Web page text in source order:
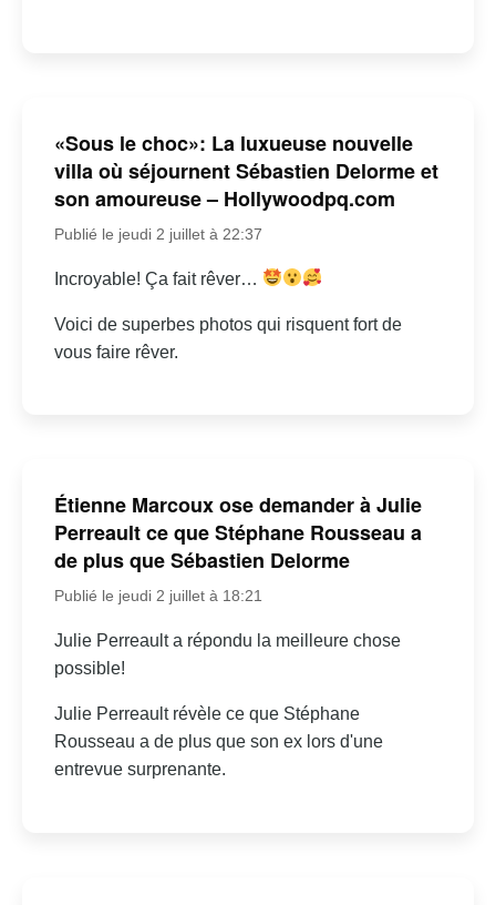
«Sous le choc»: La luxueuse nouvelle
villa où séjournent Sébastien Delorme et
son amoureuse – Hollywoodpq.com
Publié le jeudi 2 juillet à 22:37
Incroyable! Ça fait rêver…
Voici de superbes photos qui risquent fort de
vous faire rêver.
Étienne Marcoux ose demander à Julie
Perreault ce que Stéphane Rousseau a
de plus que Sébastien Delorme
Publié le jeudi 2 juillet à 18:21
Julie Perreault a répondu la meilleure chose
possible!
Julie Perreault révèle ce que Stéphane
Rousseau a de plus que son ex lors d'une
entrevue surprenante.